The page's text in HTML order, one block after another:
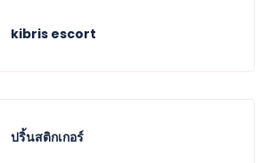
kibris escort
ปริ้นสติกเกอร์